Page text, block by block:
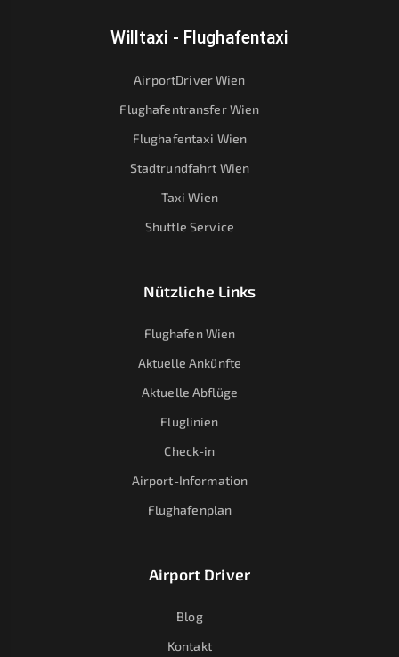
Willtaxi - Flughafentaxi
AirportDriver Wien
Flughafentransfer Wien
Flughafentaxi Wien
Stadtrundfahrt Wien
Taxi Wien
Shuttle Service
Nützliche Links
Flughafen Wien
Aktuelle Ankünfte
Aktuelle Abflüge
Fluglinien
Check-in
Airport-Information
Flughafenplan
Airport Driver
Blog
Kontakt